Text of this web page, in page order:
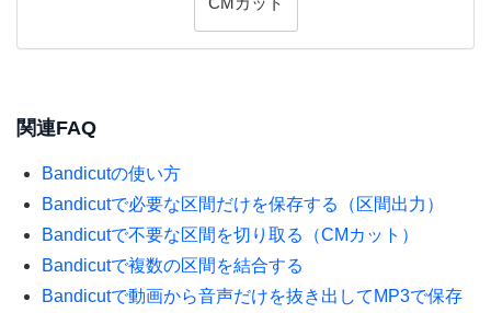
関連FAQ
Bandicutの使い方
Bandicutで必要な区間だけを保存する（区間出力）
Bandicutで不要な区間を切り取る（CMカット）
Bandicutで複数の区間を結合する
Bandicutで動画から音声だけを抜き出してMP3で保存